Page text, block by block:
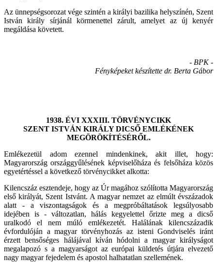
Az ünnepségsorozat vége szintén a királyi bazilika helyszínén, Szent
István király sírjánál körmenettel zárult, amelyet az új kenyér
megáldása követett.
- BPK -
Fényképeket készítette dr. Berta Gábor
1938. ÉVI XXXIII. TÖRVÉNYCIKK
SZENT ISTVÁN KIRÁLY DICSŐ EMLÉKÉNEK
MEGÖRÖKÍTÉSÉRŐL.
Emlékezetül adom ezennel mindenkinek, akit illet, hogy:
Magyarország országgyűlésének képviselőháza és felsőháza közös
egyetértéssel a következő törvénycikket alkotta:
Kilencszáz esztendeje, hogy az Úr magához szólította Magyarország
első királyát, Szent Istvánt. A magyar nemzet az elmúlt évszázadok
alatt - a viszontagságok és a megpróbáltatások legsúlyosabb
idejében is - változatlan, hálás kegyelettel őrizte meg a dicső
uralkodó el nem múló emlékezetét. Halálának kilencszázadik
évfordulóján a magyar törvényhozás az isteni Gondviselés iránt
érzett bensőséges hálájával kíván hódolni a magyar királyságot
megalapozó s a magyarságot az európai küldetés útjára elvezető
nagy magyar fejedelem és apostol halhatatlan szellemének.